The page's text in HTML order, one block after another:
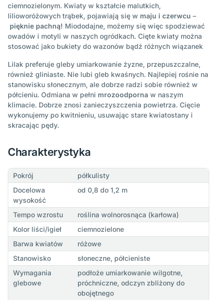
ciemnozielonym. Kwiaty w kształcie malutkich,
lilioworóżowych trąbek, pojawiają się w maju i czerwcu –
pięknie pachną! Miododajne, możemy się więc spodziewać
owadów i motyli w naszych ogródkach. Cięte kwiaty można
stosować jako bukiety do wazonów bądź różnych wiązanek
Lilak preferuje gleby umiarkowanie żyzne, przepuszczalne,
również gliniaste. Nie lubi gleb kwaśnych. Najlepiej rośnie na
stanowisku słonecznym, ale dobrze radzi sobie również w
półcieniu. Odmiana w pełni mrozoodporna w naszym
klimacie. Dobrze znosi zanieczyszczenia powietrza. Cięcie
wykonujemy po kwitnieniu, usuwając stare kwiatostany i
skracając pędy.
Charakterystyka
Pokrój
półkulisty
Docelowa
wysokość
od 0,8 do 1,2 m
Tempo wzrostu
roślina wolnorosnąca (karłowa)
Kolor liści/igieł
ciemnozielone
Barwa kwiatów
różowe
Stanowisko
słoneczne, półcieniste
Wymagania
glebowe
podłoże umiarkowanie wilgotne,
próchniczne, odczyn zbliżony do
obojętnego